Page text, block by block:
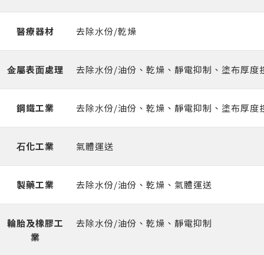
醫療器材 去除⽔份/乾燥
⾦屬表⾯處理 去除⽔份/油份、乾燥、靜電抑制、塗布厚度
鋼鐵⼯業 去除⽔份/油份、乾燥、靜電抑制、塗布厚度
⽯化⼯業 氣體運送
製藥⼯業 去除⽔份/油份、乾燥、氣體運送
輪胎及橡膠⼯
業
去除⽔份/油份、乾燥、靜電抑制